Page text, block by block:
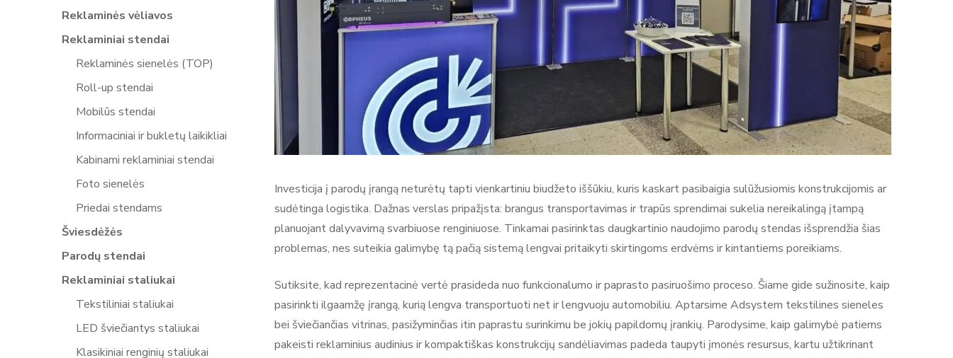
Reklaminės vėliavos
Reklaminiai stendai
Reklaminės sienelės (TOP)
Roll-up stendai
Mobilūs stendai
Informaciniai ir bukletų laikikliai
Kabinami reklaminiai stendai
Foto sienelės
Priedai stendams
Šviesdėžės
Parodų stendai
Reklaminiai staliukai
Tekstiliniai staliukai
LED šviečiantys staliukai
Klasikiniai renginių staliukai
Investicija į parodų įrangą neturėtų tapti vienkartiniu biudžeto iššūkiu, kuris kaskart pasibaigia sulūžusiomis konstrukcijomis ar
sudėtinga logistika. Dažnas verslas pripažįsta: brangus transportavimas ir trapūs sprendimai sukelia nereikalingą įtampą
planuojant dalyvavimą svarbiuose renginiuose. Tinkamai pasirinktas daugkartinio naudojimo parodų stendas išsprendžia šias
problemas, nes suteikia galimybę tą pačią sistemą lengvai pritaikyti skirtingoms erdvėms ir kintantiems poreikiams.
Sutiksite, kad reprezentacinė vertė prasideda nuo funkcionalumo ir paprasto pasiruošimo proceso. Šiame gide sužinosite, kaip
pasirinkti ilgaamžę įrangą, kurią lengva transportuoti net ir lengvuoju automobiliu. Aptarsime Adsystem tekstilines sieneles
bei šviečiančias vitrinas, pasižyminčias itin paprastu surinkimu be jokių papildomų įrankių. Parodysime, kaip galimybė patiems
pakeisti reklaminius audinius ir kompaktiškas konstrukcijų sandėliavimas padeda taupyti įmonės resursus, kartu užtikrinant